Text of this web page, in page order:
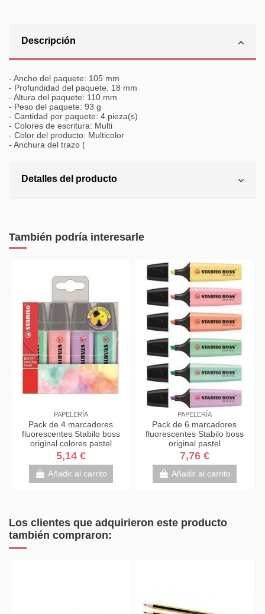
Descripción
- Ancho del paquete: 105 mm
- Profundidad del paquete: 18 mm
- Altura del paquete: 110 mm
- Peso del paquete: 93 g
- Cantidad por paquete: 4 pieza(s)
- Colores de escritura: Multi
- Color del producto: Multicolor
- Anchura del trazo (
Detalles del producto
También podría interesarle
PAPELERÍA
Pack de 4 marcadores
fluorescentes Stabilo boss
original colores pastel
5,14 €
Añadir al carrito
PAPELERÍA
Pack de 6 marcadores
fluorescentes Stabilo boss
original pastel
7,76 €
Añadir al carrito
Los clientes que adquirieron este producto
también compraron: